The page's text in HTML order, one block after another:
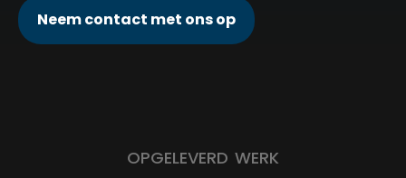
Neem contact met ons op
OPGELEVERD WERK